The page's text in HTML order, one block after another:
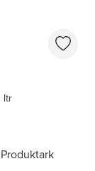
ltr
Produktark